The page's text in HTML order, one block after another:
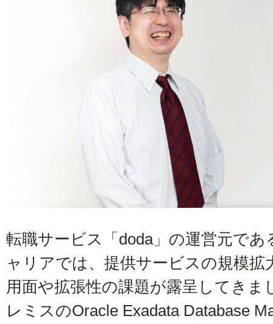
転職サービス「doda」の運営元であ
ャリアでは、提供サービスの規模拡
用面や拡張性の課題が露呈してきま
レミスのOracle Exadata Database